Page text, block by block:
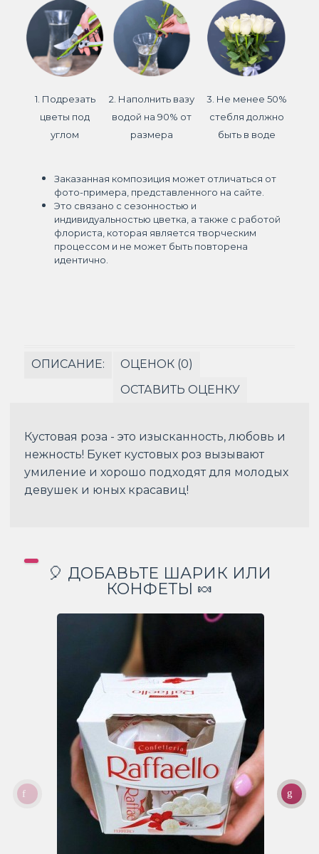
1. Подрезать
цветы под
углом
2. Наполнить вазу
водой на 90% от
размера
3. Не менее 50%
стебля должно
быть в воде
Заказанная композиция может отличаться от
фото-примера, представленного на сайте.
Это связано с сезонностью и
индивидуальностью цветка, а также с работой
флориста, которая является творческим
процессом и не может быть повторена
идентично.
ОПИСАНИЕ:
ОЦЕНОК (0)
ОСТАВИТЬ ОЦЕНКУ
Кустовая роза - это изысканность, любовь и
нежность! Букет кустовых роз вызывают
умиление и хорошо подходят для молодых
девушек и юных красавиц!
🎈 ДОБАВЬТЕ ШАРИК ИЛИ
КОНФЕТЫ 🍬